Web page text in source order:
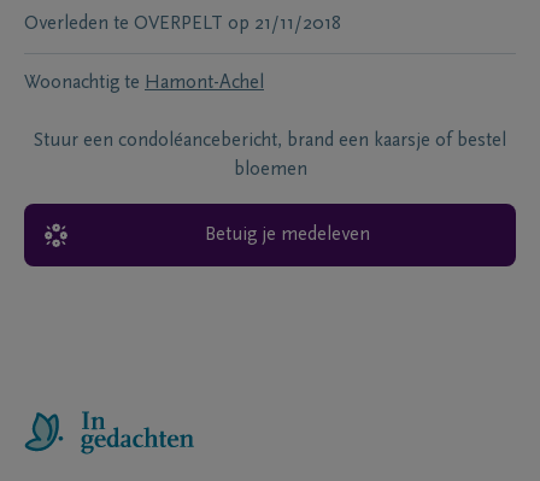
Overleden te OVERPELT op 21/11/2018
Woonachtig te Hamont-Achel
Stuur een condoléancebericht, brand een kaarsje of bestel
bloemen
Betuig je medeleven